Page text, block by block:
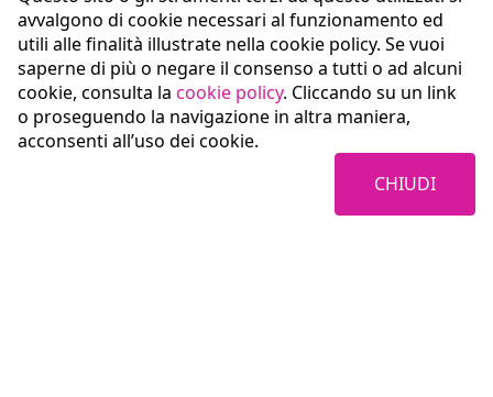
avvalgono di cookie necessari al funzionamento ed
utili alle finalità illustrate nella cookie policy. Se vuoi
saperne di più o negare il consenso a tutti o ad alcuni
cookie, consulta la cookie policy. Cliccando su un link
o proseguendo la navigazione in altra maniera,
acconsenti all’uso dei cookie.
CHIUDI